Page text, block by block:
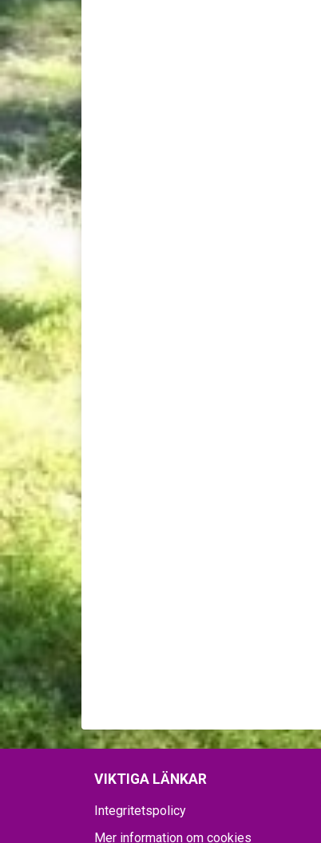
VIKTIGA LÄNKAR
Integritetspolicy
Mer information om cookies